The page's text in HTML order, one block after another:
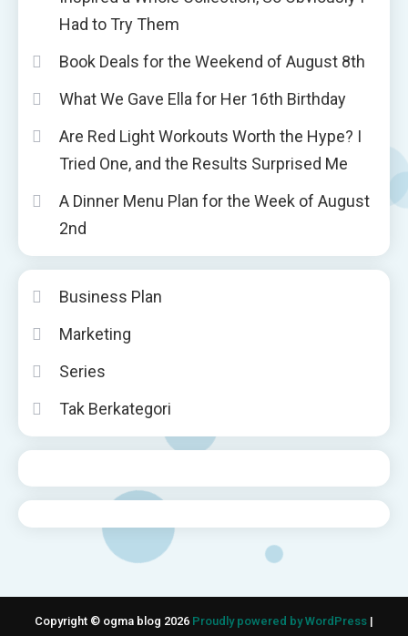
Had to Try Them
Book Deals for the Weekend of August 8th
What We Gave Ella for Her 16th Birthday
Are Red Light Workouts Worth the Hype? I
Tried One, and the Results Surprised Me
A Dinner Menu Plan for the Week of August
2nd
Business Plan
Marketing
Series
Tak Berkategori
Copyright © ogma blog 2026 Proudly powered by WordPress |